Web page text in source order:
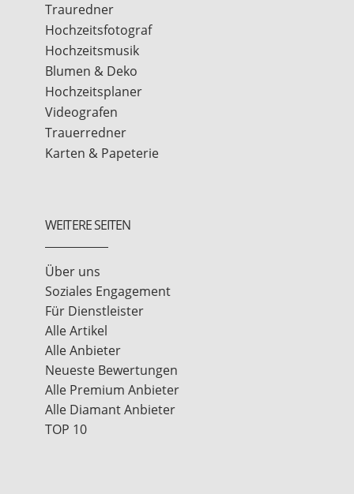
Trauredner
Hochzeitsfotograf
Hochzeitsmusik
Blumen & Deko
Hochzeitsplaner
Videografen
Trauerredner
Karten & Papeterie
WEITERE SEITEN
Über uns
Soziales Engagement
Für Dienstleister
Alle Artikel
Alle Anbieter
Neueste Bewertungen
Alle Premium Anbieter
Alle Diamant Anbieter
TOP 10